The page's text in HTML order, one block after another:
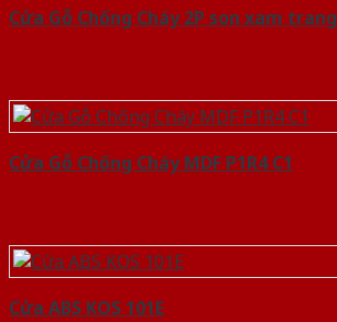
Cửa Gỗ Chống Cháy 2P son xam trang
Cửa Gỗ Chống Cháy MDF P1R4 C1
Cửa ABS KOS 101E